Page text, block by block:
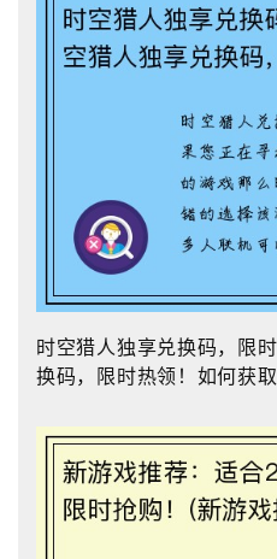
时空猎人独享兑换码，限
换码，限时热领！如何获